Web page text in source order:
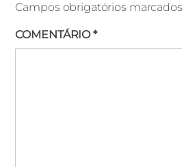
Campos obrigatórios
COMENTÁRIO*